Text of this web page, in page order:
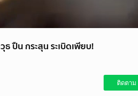
ปืน กระสุน ระเบิดเพียบ!
กราะเตรียมพลีชีพ ตำรวจสั่งอพยพชาวบ้าน EOD
ติดตาม